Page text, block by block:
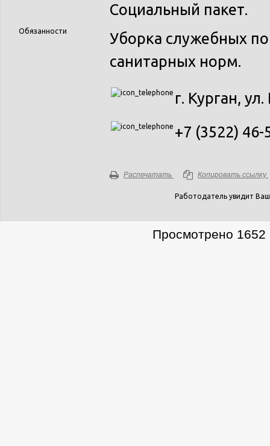
Социальный пакет.
Обязанности
Уборка служебных
санитарных норм.
г. Курган,
+7 (3522)
Распечатать Копировать ссылку
Работодатель увидит
Просмотрено